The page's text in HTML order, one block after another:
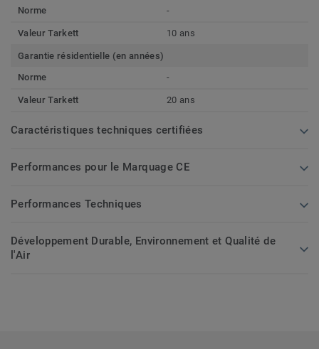
Norme
-
Valeur Tarkett 10 ans
Garantie résidentielle (en années)
Norme
-
Valeur Tarkett 20 ans
Caractéristiques techniques certifiées
Performances pour le Marquage CE
Performances Techniques
Développement Durable, Environnement et Qualité de
l'Air